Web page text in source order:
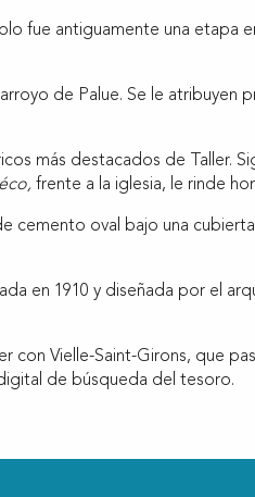
fue antiguamente una etapa
de Palue. Se le atribuyen
más destacados de Taller.
frente a la iglesia, le rinde
cemento oval bajo una
en 1910 y diseñada por el
con Vielle-Saint-Girons, que
de búsqueda del tesoro.